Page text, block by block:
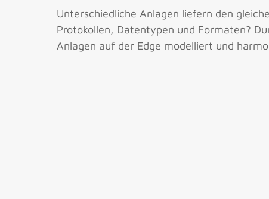
Unterschiedliche Anlagen liefern den
Protokollen, Datentypen und Formaten?
Anlagen auf der Edge modelliert und